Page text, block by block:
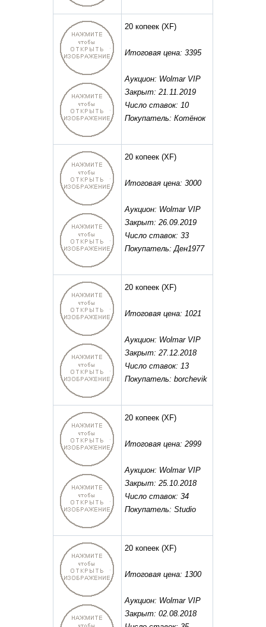
20 копеек (XF)
Итоговая цена: 3395
Аукцион: Wolmar VIP
Закрыт: 21.11.2019
Число ставок: 10
Покупатель: Котёнок
20 копеек (XF)
Итоговая цена: 3000
Аукцион: Wolmar VIP
Закрыт: 26.09.2019
Число ставок: 33
Покупатель: Ден1977
20 копеек (XF)
Итоговая цена: 1021
Аукцион: Wolmar VIP
Закрыт: 27.12.2018
Число ставок: 13
Покупатель: borchevik
20 копеек (XF)
Итоговая цена: 2999
Аукцион: Wolmar VIP
Закрыт: 25.10.2018
Число ставок: 34
Покупатель: Studio
20 копеек (XF)
Итоговая цена: 1300
Аукцион: Wolmar VIP
Закрыт: 02.08.2018